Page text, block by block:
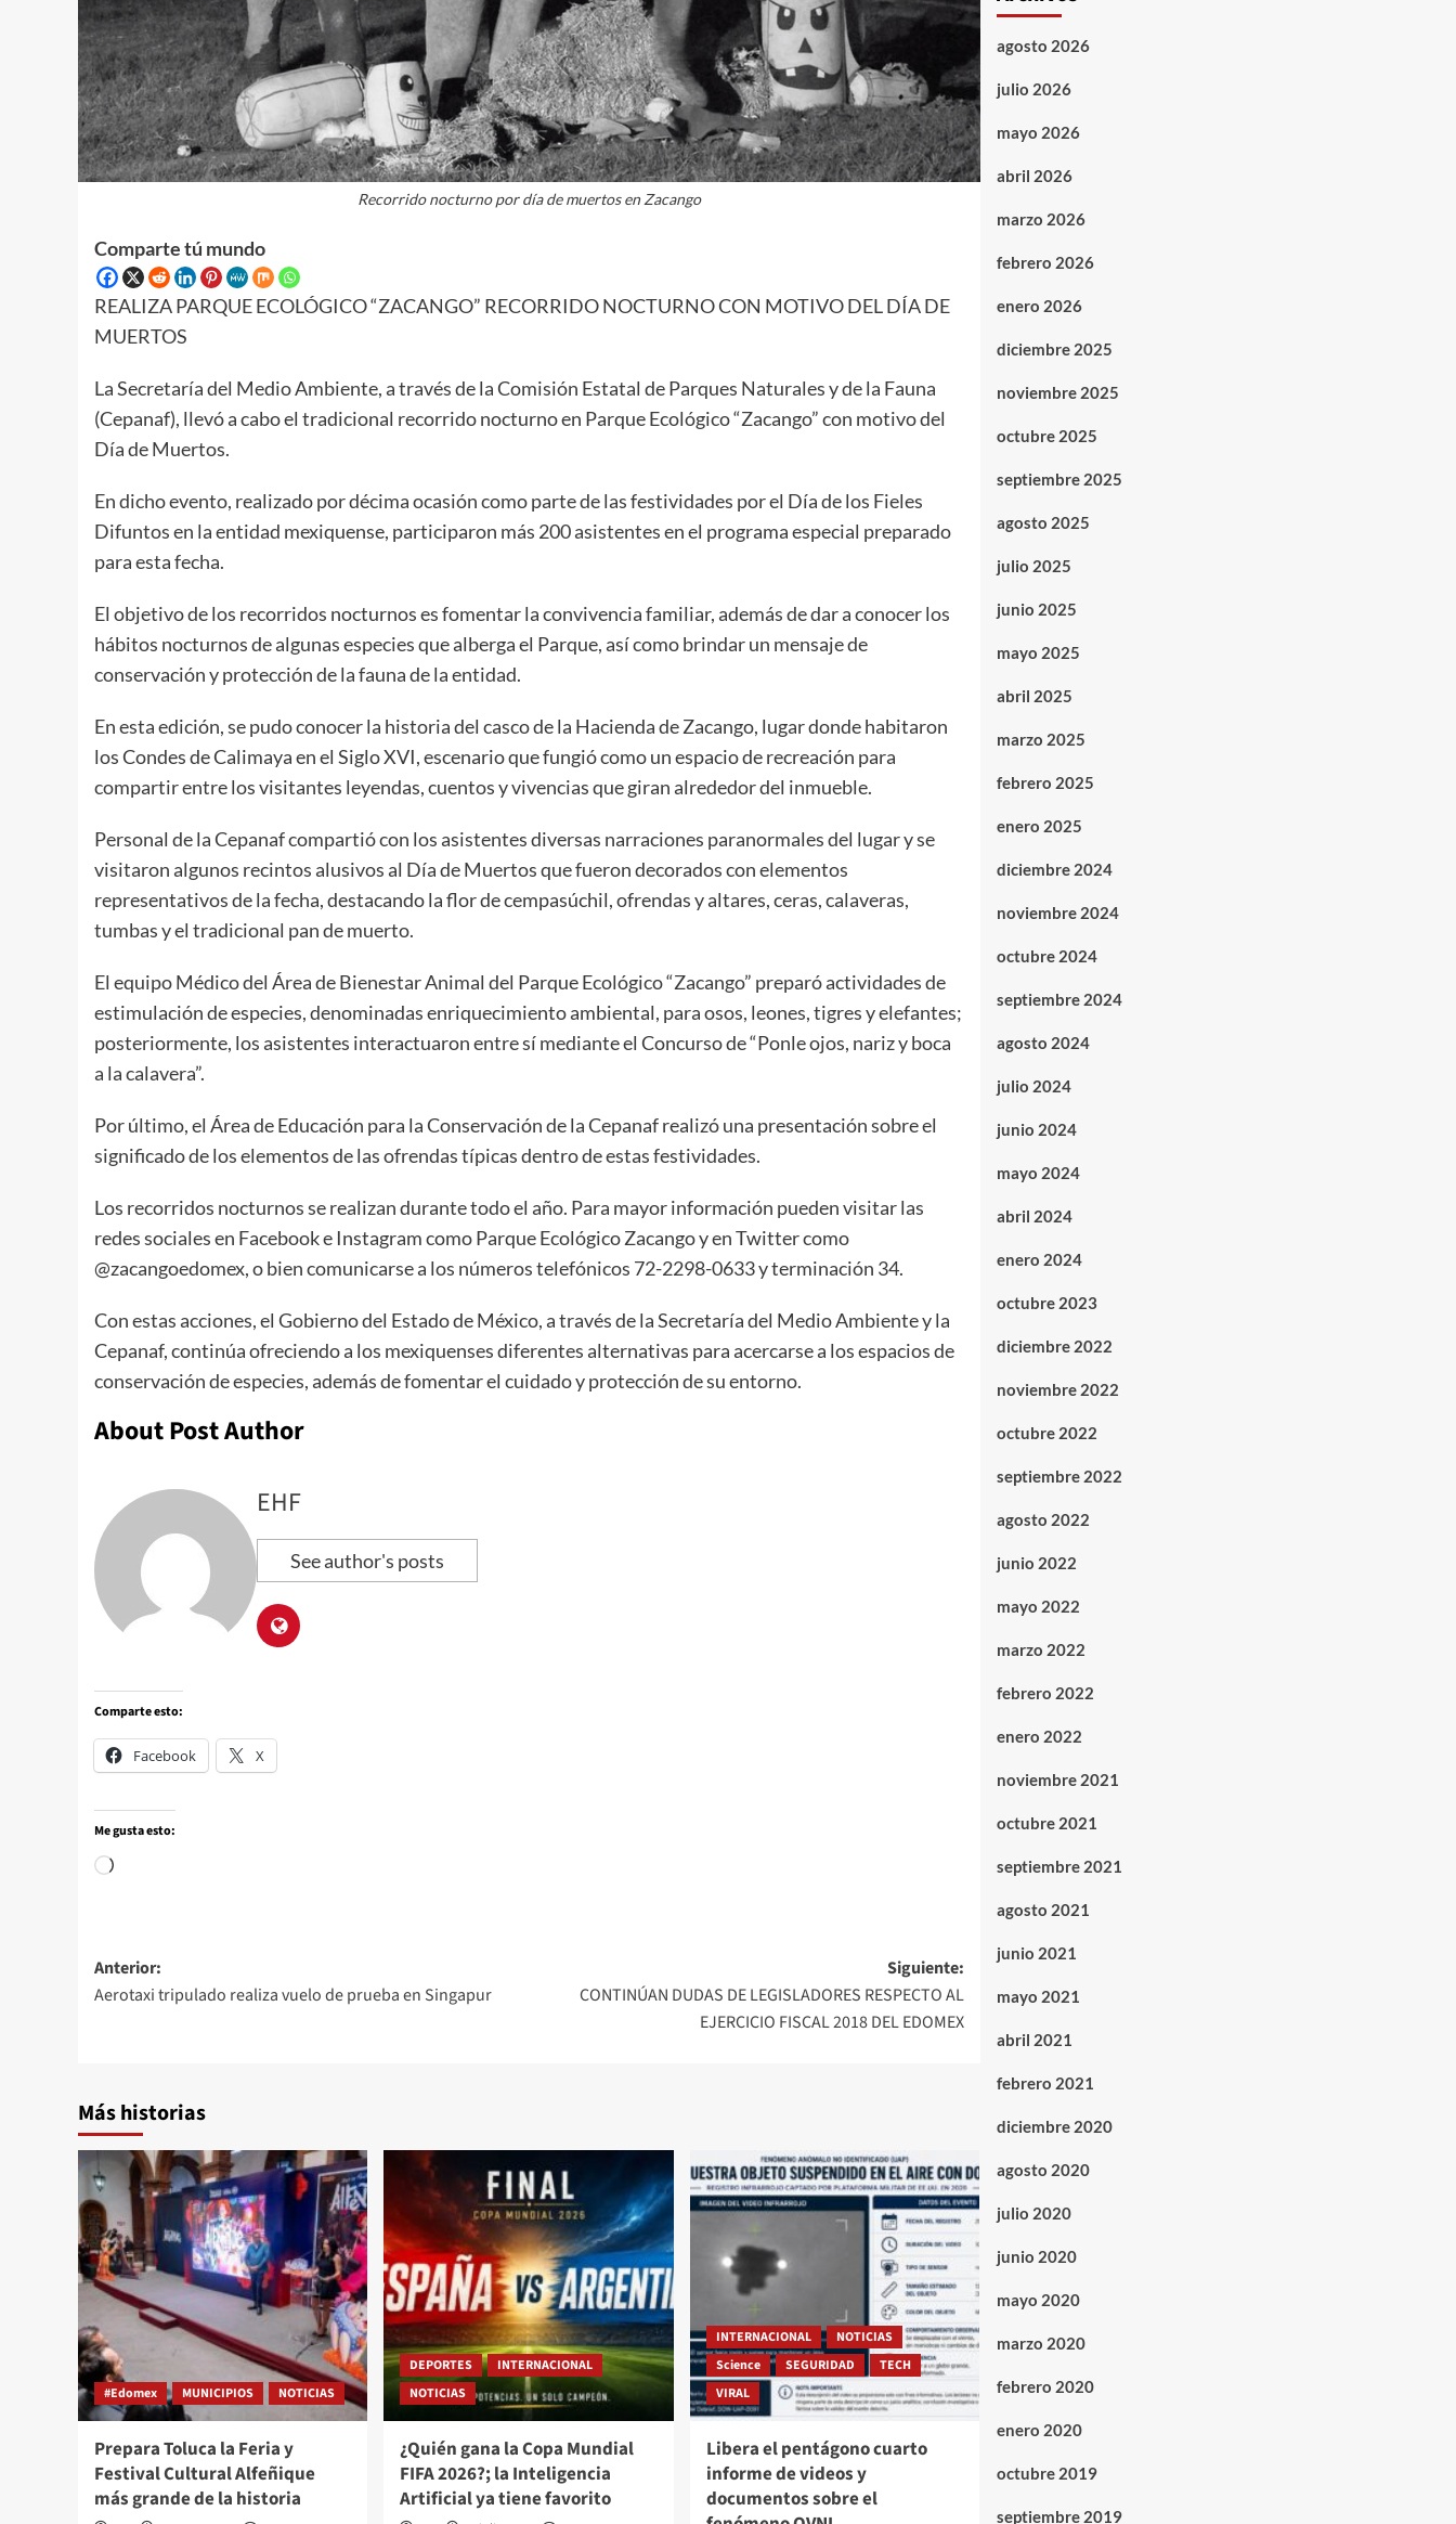
Recorrido nocturno por día de muertos en Zacango
Comparte tú mundo
REALIZA PARQUE ECOLÓGICO “ZACANGO” RECORRIDO NOCTURNO CON MOTIVO DEL DÍA DE
MUERTOS
La Secretaría del Medio Ambiente, a través de la Comisión Estatal de Parques Naturales y de la Fauna
(Cepanaf), llevó a cabo el tradicional recorrido nocturno en Parque Ecológico “Zacango” con motivo del
Día de Muertos.
En dicho evento, realizado por décima ocasión como parte de las festividades por el Día de los Fieles
Difuntos en la entidad mexiquense, participaron más 200 asistentes en el programa especial preparado
para esta fecha.
El objetivo de los recorridos nocturnos es fomentar la convivencia familiar, además de dar a conocer los
hábitos nocturnos de algunas especies que alberga el Parque, así como brindar un mensaje de
conservación y protección de la fauna de la entidad.
En esta edición, se pudo conocer la historia del casco de la Hacienda de Zacango, lugar donde habitaron
los Condes de Calimaya en el Siglo XVI, escenario que fungió como un espacio de recreación para
compartir entre los visitantes leyendas, cuentos y vivencias que giran alrededor del inmueble.
Personal de la Cepanaf compartió con los asistentes diversas narraciones paranormales del lugar y se
visitaron algunos recintos alusivos al Día de Muertos que fueron decorados con elementos
representativos de la fecha, destacando la flor de cempasúchil, ofrendas y altares, ceras, calaveras,
tumbas y el tradicional pan de muerto.
El equipo Médico del Área de Bienestar Animal del Parque Ecológico “Zacango” preparó actividades de
estimulación de especies, denominadas enriquecimiento ambiental, para osos, leones, tigres y elefantes;
posteriormente, los asistentes interactuaron entre sí mediante el Concurso de “Ponle ojos, nariz y boca
a la calavera”.
Por último, el Área de Educación para la Conservación de la Cepanaf realizó una presentación sobre el
significado de los elementos de las ofrendas típicas dentro de estas festividades.
Los recorridos nocturnos se realizan durante todo el año. Para mayor información pueden visitar las
redes sociales en Facebook e Instagram como Parque Ecológico Zacango y en Twitter como
@zacangoedomex, o bien comunicarse a los números telefónicos 72-2298-0633 y terminación 34.
Con estas acciones, el Gobierno del Estado de México, a través de la Secretaría del Medio Ambiente y la
Cepanaf, continúa ofreciendo a los mexiquenses diferentes alternativas para acercarse a los espacios de
conservación de especies, además de fomentar el cuidado y protección de su entorno.
About Post Author
EHF
See author's posts
Comparte esto:
Facebook X
Me gusta esto:
Anterior:
Aerotaxi tripulado realiza vuelo de prueba en Singapur
Siguiente:
CONTINÚAN DUDAS DE LEGISLADORES RESPECTO AL
EJERCICIO FISCAL 2018 DEL EDOMEX
Más historias
#Edomex MUNICIPIOS NOTICIAS
Prepara Toluca la Feria y
Festival Cultural Alfeñique
más grande de la historia
DEPORTES
INTERNACIONAL
NOTICIAS
¿Quién gana la Copa Mundial
FIFA 2026?; la Inteligencia
Artificial ya tiene favorito
INTERNACIONAL
NOTICIAS
Science
SEGURIDAD
TECH
VIRAL
Libera el pentágono cuarto
informe de videos y
documentos sobre el
agosto 2026
julio 2026
mayo 2026
abril 2026
marzo 2026
febrero 2026
enero 2026
diciembre 2025
noviembre 2025
octubre 2025
septiembre 2025
agosto 2025
julio 2025
junio 2025
mayo 2025
abril 2025
marzo 2025
febrero 2025
enero 2025
diciembre 2024
noviembre 2024
octubre 2024
septiembre 2024
agosto 2024
julio 2024
junio 2024
mayo 2024
abril 2024
enero 2024
octubre 2023
diciembre 2022
noviembre 2022
octubre 2022
septiembre 2022
agosto 2022
junio 2022
mayo 2022
marzo 2022
febrero 2022
enero 2022
noviembre 2021
octubre 2021
septiembre 2021
agosto 2021
junio 2021
mayo 2021
abril 2021
febrero 2021
diciembre 2020
agosto 2020
julio 2020
junio 2020
mayo 2020
marzo 2020
febrero 2020
enero 2020
octubre 2019
septiembre 2019